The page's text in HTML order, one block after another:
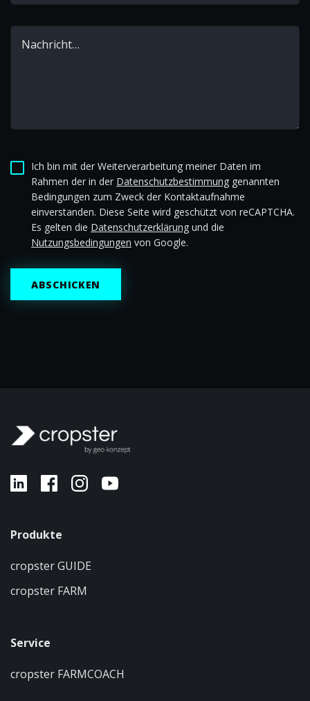
Ich bin mit der Weiterverarbeitung meiner Daten im
Rahmen der in der Datenschutzbestimmung genannten
Bedingungen zum Zweck der Kontaktaufnahme
einverstanden. Diese Seite wird geschützt von reCAPTCHA.
Es gelten die Datenschutzerklärung und die
Nutzungsbedingungen von Google.
Produkte
cropster GUIDE
cropster FARM
Service
cropster FARMCOACH